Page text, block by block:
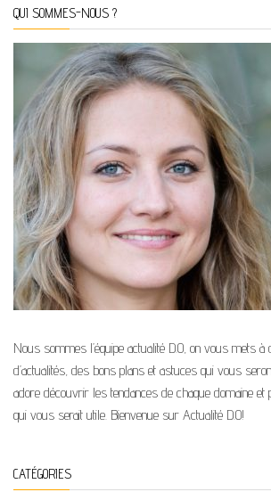
QUI SOMMES-NOUS ?
Nous sommes l’équipe actualité D.O, on vous mets
d’actualités, des bons plans et astuces qui vous
adore découvrir les tendances de chaque domaine
qui vous serait utile. Bienvenue sur Actualité D.O!
CATÉGORIES